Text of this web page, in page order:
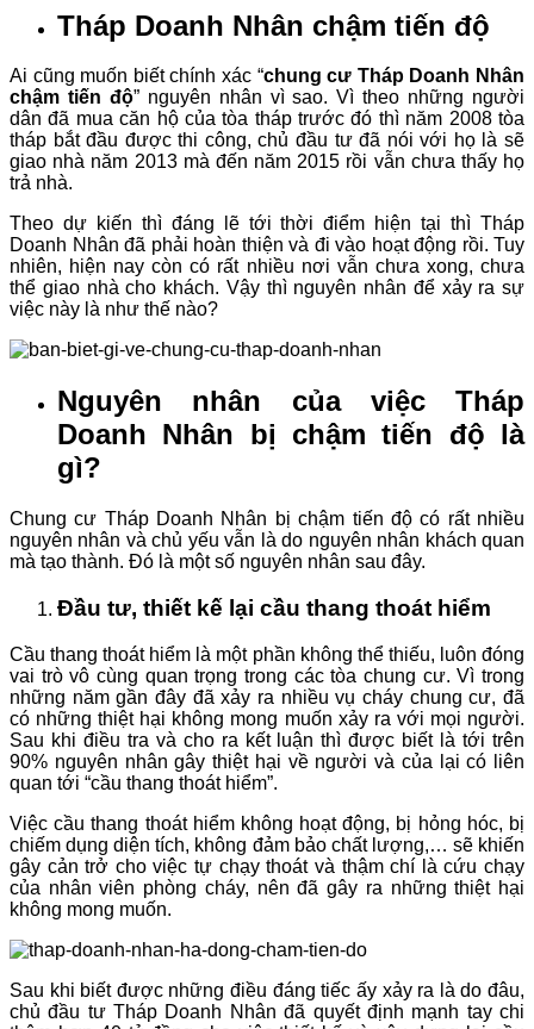
Tháp Doanh Nhân chậm tiến độ
Ai cũng muốn biết chính xác “chung cư Tháp Doanh Nhân
chậm tiến độ” nguyên nhân vì sao. Vì theo những người
dân đã mua căn hộ của tòa tháp trước đó thì năm 2008 tòa
tháp bắt đầu được thi công, chủ đầu tư đã nói với họ là sẽ
giao nhà năm 2013 mà đến năm 2015 rồi vẫn chưa thấy họ
trả nhà.
Theo dự kiến thì đáng lẽ tới thời điểm hiện tại thì Tháp
Doanh Nhân đã phải hoàn thiện và đi vào hoạt động rồi. Tuy
nhiên, hiện nay còn có rất nhiều nơi vẫn chưa xong, chưa
thể giao nhà cho khách. Vậy thì nguyên nhân để xảy ra sự
việc này là như thế nào?
Nguyên nhân của việc Tháp
Doanh Nhân bị chậm tiến độ là
gì?
Chung cư Tháp Doanh Nhân bị chậm tiến độ có rất nhiều
nguyên nhân và chủ yếu vẫn là do nguyên nhân khách quan
mà tạo thành. Đó là một số nguyên nhân sau đây.
Đầu tư, thiết kế lại cầu thang thoát hiểm
Cầu thang thoát hiểm là một phần không thể thiếu, luôn đóng
vai trò vô cùng quan trọng trong các tòa chung cư. Vì trong
những năm gần đây đã xảy ra nhiều vụ cháy chung cư, đã
có những thiệt hại không mong muốn xảy ra với mọi người.
Sau khi điều tra và cho ra kết luận thì được biết là tới trên
90% nguyên nhân gây thiệt hại về người và của lại có liên
quan tới “cầu thang thoát hiểm”.
Việc cầu thang thoát hiểm không hoạt động, bị hỏng hóc, bị
chiếm dụng diện tích, không đảm bảo chất lượng,… sẽ khiến
gây cản trở cho việc tự chạy thoát và thậm chí là cứu chạy
của nhân viên phòng cháy, nên đã gây ra những thiệt hại
không mong muốn.
Sau khi biết được những điều đáng tiếc ấy xảy ra là do đâu,
chủ đầu tư Tháp Doanh Nhân đã quyết định mạnh tay chi